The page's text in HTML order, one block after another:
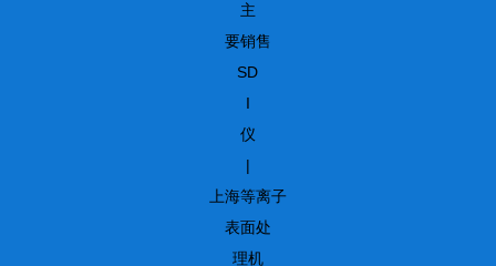
主
要销售
SD
I
仪
|
上海等离子
表面处
理机